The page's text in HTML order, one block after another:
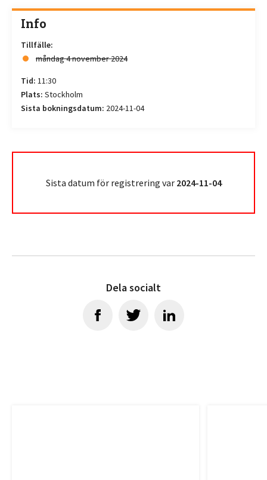
Info
Tillfälle:
måndag 4 november 2024
Tid: 11:30
Plats: Stockholm
Sista bokningsdatum: 2024-11-04
Sista datum för registrering var 2024-11-04
Dela socialt